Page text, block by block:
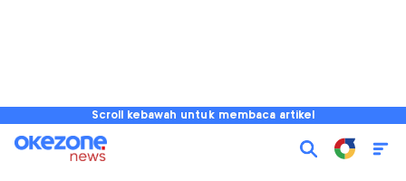
Scroll kebawah untuk membaca artikel